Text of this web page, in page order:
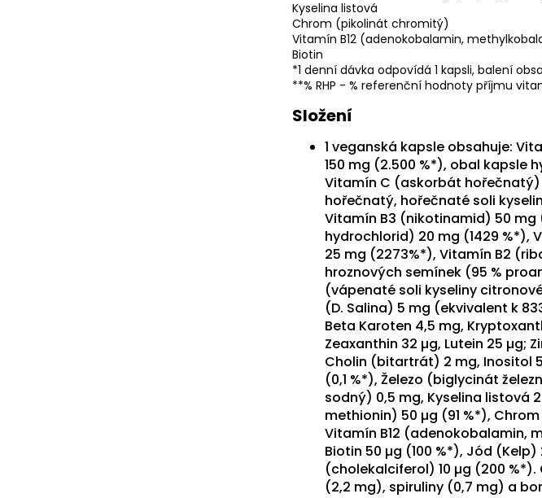
Kyselina listová
Chrom (pikolinát chromitý)
Vitamín B12 (adenokobalamin,
Biotin
*1 denní dávka odpovídá 1 kapsli, balení
**% RHP - % referenční hodnoty příjmu
Složení
1 veganská kapsle obsahuje:
150 mg (2.500 %*), obal kapsle
Vitamín C (askorbát hořečnatý)
hořečnatý, hořečnaté soli
Vitamín B3 (nikotinamid) 50 mg
hydrochlorid) 20 mg (1429 %*),
25 mg (2273%*), Vitamín B2
hroznových semínek (95 %
(vápenaté soli kyseliny
(D. Salina) 5 mg (ekvivalent k
Beta Karoten 4,5 mg,
Zeaxanthin 32 µg, Lutein 25 µg;
Cholin (bitartrát) 2 mg, Inositol
(0,1 %*), Železo (biglycinát
sodný) 0,5 mg, Kyselina listová
methionin) 50 µg (91 %*),
Vitamín B12 (adenokobalamin,
Biotin 50 µg (100 %*), Jód (Kelp)
(cholekalciferol) 10 µg (200
(2,2 mg), spiruliny (0,7 mg) a